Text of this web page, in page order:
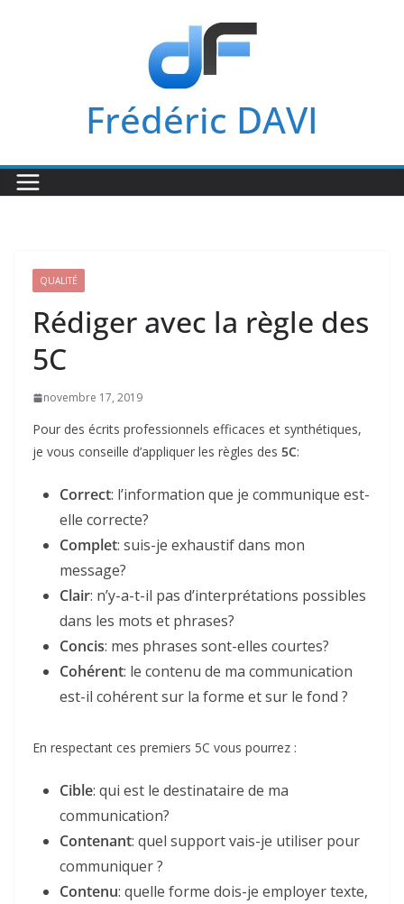
Frédéric DAVI
QUALITÉ
Rédiger avec la règle des
5C
novembre 17, 2019
Pour des écrits professionnels efficaces et synthétiques,
je vous conseille d’appliquer les règles des 5C:
Correct: l’information que je communique est-
elle correcte?
Complet: suis-je exhaustif dans mon
message?
Clair: n’y-a-t-il pas d’interprétations possibles
dans les mots et phrases?
Concis: mes phrases sont-elles courtes?
Cohérent: le contenu de ma communication
est-il cohérent sur la forme et sur le fond ?
En respectant ces premiers 5C vous pourrez :
Cible: qui est le destinataire de ma
communication?
Contenant: quel support vais-je utiliser pour
communiquer ?
Contenu: quelle forme dois-je employer texte,